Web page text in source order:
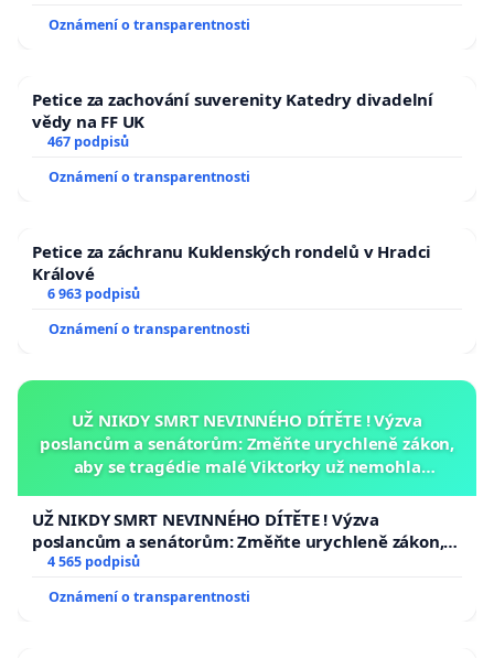
Oznámení o transparentnosti
Petice za zachování suverenity Katedry divadelní
vědy na FF UK
467 podpisů
Oznámení o transparentnosti
Petice za záchranu Kuklenských rondelů v Hradci
Králové
6 963 podpisů
Oznámení o transparentnosti
UŽ NIKDY SMRT NEVINNÉHO DÍTĚTE ! Výzva
poslancům a senátorům: Změňte urychleně zákon,
aby se tragédie malé Viktorky už nemohla
UŽ NIKDY SMRT NEVINNÉHO DÍTĚTE ! Výzva
poslancům a senátorům: Změňte urychleně zákon,
aby se tragédie malé Viktorky už nemohla opakovat!
4 565 podpisů
Oznámení o transparentnosti